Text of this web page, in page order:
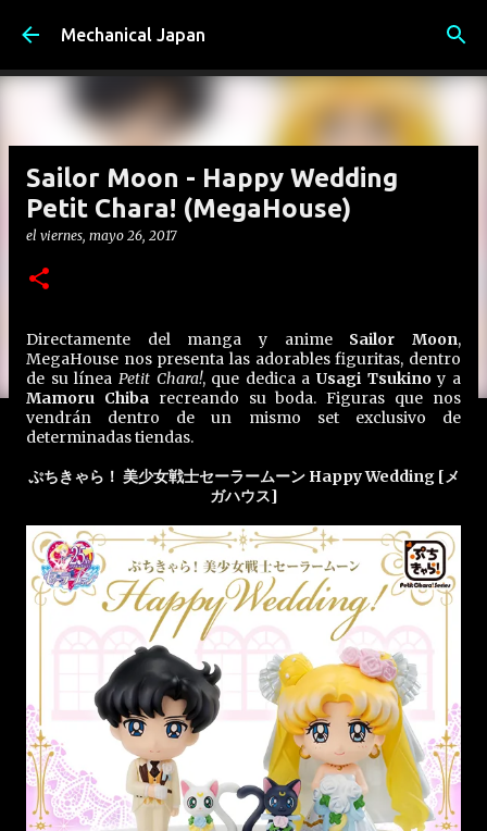
Ir al contenido principal
Mechanical Japan
Sailor Moon - Happy Wedding
Petit Chara! (MegaHouse)
el viernes, mayo 26, 2017
Directamente del manga y anime Sailor Moon,
MegaHouse nos presenta las adorables figuritas, dentro
de su línea Petit Chara!, que dedica aUsagi Tsukinoy a
Mamoru Chibarecreando su boda. Figuras que nos
vendrán dentro de un mismo set exclusivo de
determinadas tiendas.
ぷちきゃら！ 美少女戦士セーラームーン Happy Wedding [メ
ガハウス]